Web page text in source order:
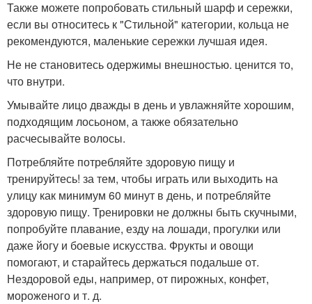
Также можете попробовать стильный шарф и сережки,
если вы относитесь к "Стильной" категории, кольца не
рекомендуются, маленькие сережки лучшая идея.
Не не становитесь одержимы внешностью. ценится то,
что внутри.
Умывайте лицо дважды в день и увлажняйте хорошим,
подходящим лосьоном, а также обязательно
расчесывайте волосы.
Потребляйте потребляйте здоровую пищу и
тренируйтесь! за тем, чтобы играть или выходить на
улицу как минимум 60 минут в день, и потребляйте
здоровую пищу. Тренировки не должны быть скучными,
попробуйте плавание, езду на лошади, прогулки или
даже йогу и боевые искусства. Фрукты и овощи
помогают, и старайтесь держаться подальше от.
Нездоровой еды, например, от пирожных, конфет,
мороженого и т. д.